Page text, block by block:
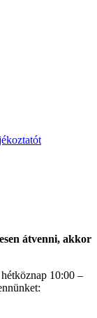
átvenni, akkor
10:00 –